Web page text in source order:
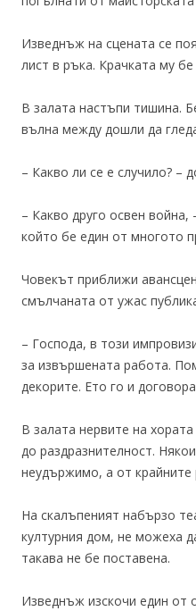
Изведнъж на сцената се
лист в ръка. Крачката му
В залата настъпи тишина.
вълна между дошли да
– Какво ли се е случило? –
– Какво друго освен война,
който бе един от многото
Човекът приближи
смълчаната от ужас
– Господа, в този
за извършената работа.
декорите. Ето го и
В залата нервите на
до раздразнителност.
неудържимо, а от крайните
На скалъпеният набързо
културния дом, не можеха
такава не бе поставена.
Изведнъж изскочи един от